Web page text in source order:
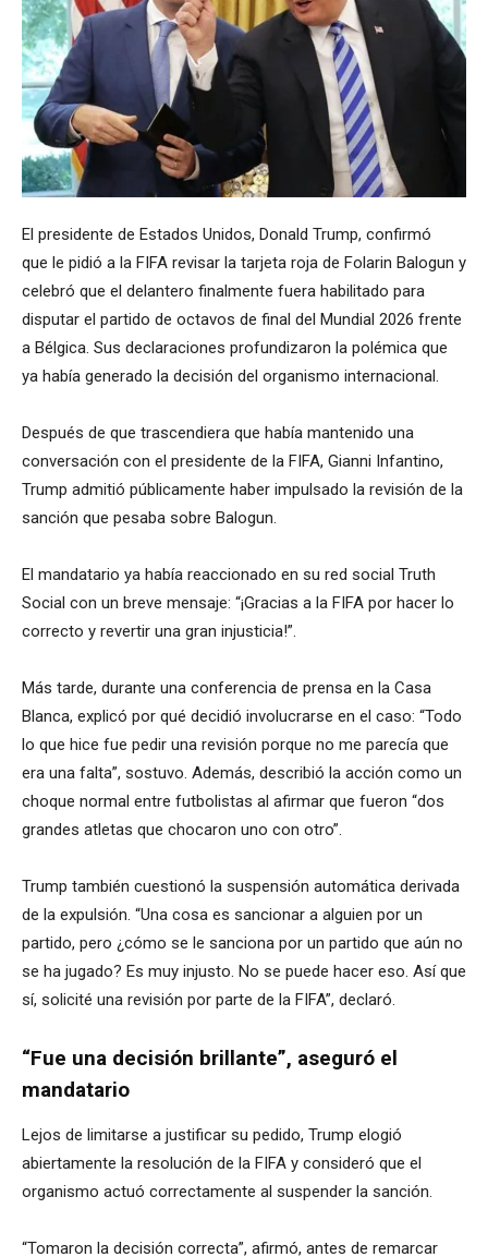
El presidente de Estados Unidos, Donald Trump, confirmó
que le pidió a la FIFA revisar la tarjeta roja de Folarin Balogun y
celebró que el delantero finalmente fuera habilitado para
disputar el partido de octavos de final del Mundial 2026 frente
a Bélgica. Sus declaraciones profundizaron la polémica que
ya había generado la decisión del organismo internacional.
Después de que trascendiera que había mantenido una
conversación con el presidente de la FIFA, Gianni Infantino,
Trump admitió públicamente haber impulsado la revisión de la
sanción que pesaba sobre Balogun.
El mandatario ya había reaccionado en su red social Truth
Social con un breve mensaje: “¡Gracias a la FIFA por hacer lo
correcto y revertir una gran injusticia!”.
Más tarde, durante una conferencia de prensa en la Casa
Blanca, explicó por qué decidió involucrarse en el caso: “Todo
lo que hice fue pedir una revisión porque no me parecía que
era una falta”, sostuvo. Además, describió la acción como un
choque normal entre futbolistas al afirmar que fueron “dos
grandes atletas que chocaron uno con otro”.
Trump también cuestionó la suspensión automática derivada
de la expulsión. “Una cosa es sancionar a alguien por un
partido, pero ¿cómo se le sanciona por un partido que aún no
se ha jugado? Es muy injusto. No se puede hacer eso. Así que
sí, solicité una revisión por parte de la FIFA”, declaró.
“Fue una decisión brillante”, aseguró el
mandatario
Lejos de limitarse a justificar su pedido, Trump elogió
abiertamente la resolución de la FIFA y consideró que el
organismo actuó correctamente al suspender la sanción.
“Tomaron la decisión correcta”, afirmó, antes de remarcar